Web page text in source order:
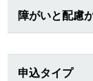
障がいと配慮
申込タイプ